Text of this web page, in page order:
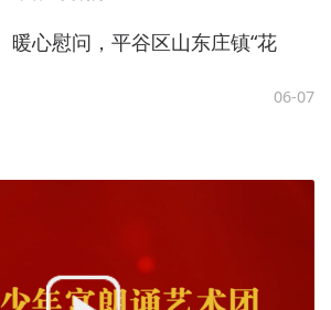
暖心慰问，平谷区山东庄镇“花
06-07